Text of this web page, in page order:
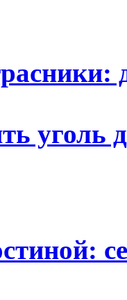
уголь